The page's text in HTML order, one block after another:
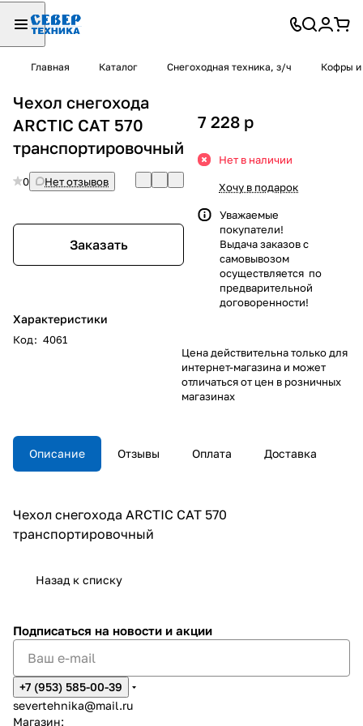
Главная Каталог Снегоходная техника, з/ч Кофры и
Чехол снегохода
ARCTIC CAT 570
транспортировочный
0 Нет отзывов
Заказать
Характеристики
Код: 4061
7 228 p
Нет в наличии
Хочу в подарок
Уважаемые
покупатели!
Выдача заказов с
самовывозом
осуществляется по
предварительной
договоренности!
Цена действительна только для
интернет-магазина и может
отличаться от цен в розничных
магазинах
Описание Отзывы Оплата Доставка
Чехол снегохода ARCTIC CAT 570
транспортировочный
Назад к списку
Подписаться на новости и акции
+7 (953) 585-00-39
severtehnika@mail.ru
Магазин: